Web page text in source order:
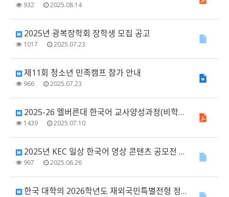
932 2025.08.14
2025년 광복장학회 장학생 모집 공고
1017 2025.07.23
제11회 청소년 민족캠프 참가 안내
966 2025.07.23
2025-26 멜버른대 한국어 교사양성과정(비학위) 모집 안내
1439 2025.07.10
2025년 KEC 일상 한국어 영상 콘텐츠 공모전 심사 결과 발표
967 2025.06.26
한국 대학의 2026학년도 재외국민특별전형 정보